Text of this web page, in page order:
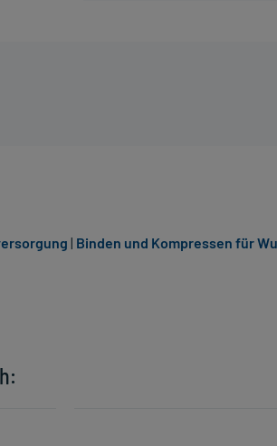
| Binden und Kompressen für